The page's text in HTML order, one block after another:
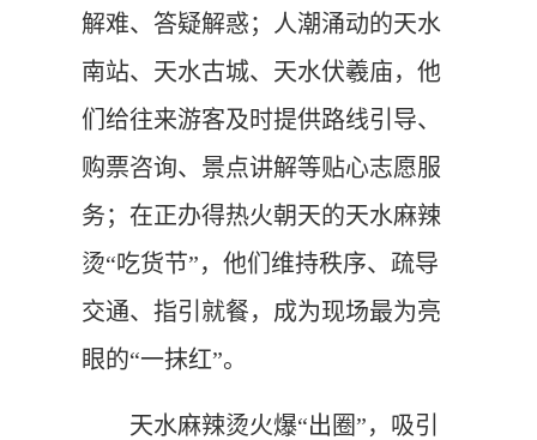
解难、答疑解惑；人潮涌动的天水
南站、天水古城、天水伏羲庙，他
们给往来游客及时提供路线引导、
购票咨询、景点讲解等贴心志愿服
务；在正办得热火朝天的天水麻辣
烫“吃货节”，他们维持秩序、疏导
交通、指引就餐，成为现场最为亮
眼的“一抹红”。
天水麻辣烫火爆“出圈”，吸引